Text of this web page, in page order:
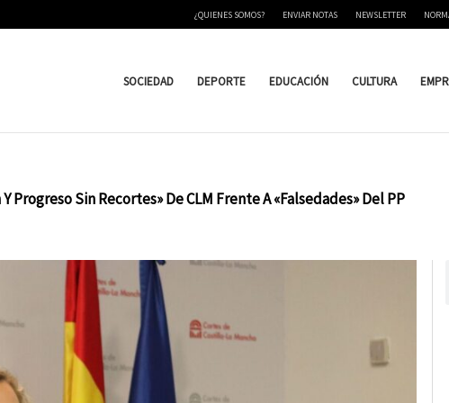
¿QUIENES SOMOS? ENVIAR NOTAS NEWSLETTER
SOCIEDAD DEPORTE EDUCACIÓN CULTURA
Sin Recortes» De CLM Frente A «Falsedades» Del PP